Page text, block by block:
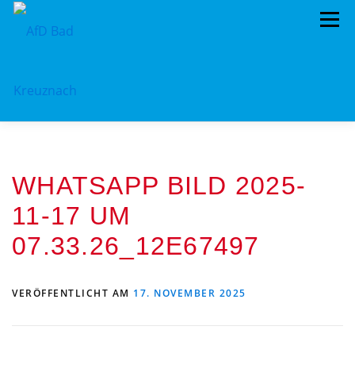
Zum
Inhalt
Menü
TERMINE MITMACHEN! KONTAKT
WHATSAPP BILD 2025-
11-17 UM
07.33.26_12E67497
VERÖFFENTLICHT AM 17. NOVEMBER 2025